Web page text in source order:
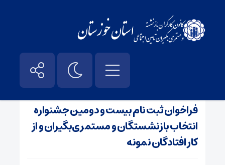
فراخوان ثبت نام بیست و دومین جشنواره
انتخاب بازنشستگان و مستمری‌بگیران و از
کار افتادگان نمونه